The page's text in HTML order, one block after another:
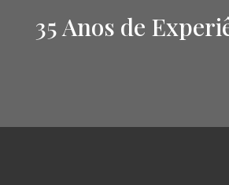
35 Anos de